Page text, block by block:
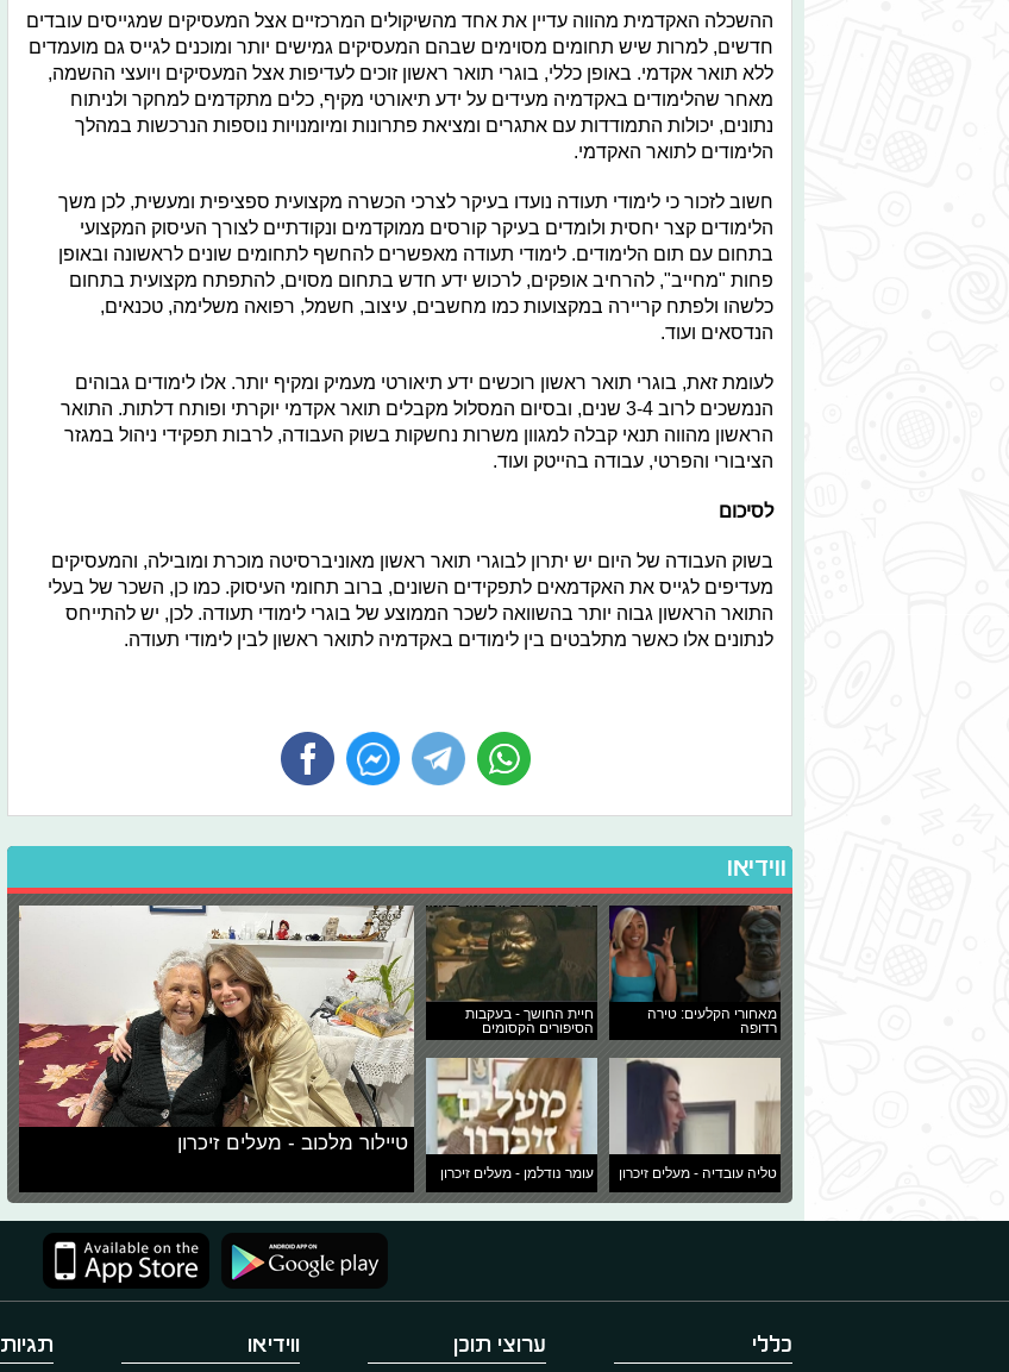
ההשכלה האקדמית מהווה עדיין את אחד מהשיקולים המרכזיים אצל המעסיקים שמגייסים עובדים
חדשים, למרות שיש תחומים מסוימים שבהם המעסיקים גמישים יותר ומוכנים לגייס גם מועמדים
ללא תואר אקדמי. באופן כללי, בוגרי תואר ראשון זוכים לעדיפות אצל המעסיקים ויועצי ההשמה,
מאחר שהלימודים באקדמיה מעידים על ידע תיאורטי מקיף, כלים מתקדמים למחקר ולניתוח
נתונים, יכולות התמודדות עם אתגרים ומציאת פתרונות ומיומנויות נוספות הנרכשות במהלך
הלימודים לתואר האקדמי.
חשוב לזכור כי לימודי תעודה נועדו בעיקר לצרכי הכשרה מקצועית ספציפית ומעשית, לכן משך
הלימודים קצר יחסית ולומדים בעיקר קורסים ממוקדמים ונקודתיים לצורך העיסוק המקצועי
בתחום עם תום הלימודים. לימודי תעודה מאפשרים להחשף לתחומים שונים לראשונה ובאופן
פחות "מחייב", להרחיב אופקים, לרכוש ידע חדש בתחום מסוים, להתפתח מקצועית בתחום
כלשהו ולפתח קריירה במקצועות כמו מחשבים, עיצוב, חשמל, רפואה משלימה, טכנאים,
הנדסאים ועוד.
לעומת זאת, בוגרי תואר ראשון רוכשים ידע תיאורטי מעמיק ומקיף יותר. אלו לימודים גבוהים
הנמשכים לרוב 3-4 שנים, ובסיום המסלול מקבלים תואר אקדמי יוקרתי ופותח דלתות. התואר
הראשון מהווה תנאי קבלה למגוון משרות נחשקות בשוק העבודה, לרבות תפקידי ניהול במגזר
הציבורי והפרטי, עבודה בהייטק ועוד.
לסיכום
בשוק העבודה של היום יש יתרון לבוגרי תואר ראשון מאוניברסיטה מוכרת ומובילה, והמעסיקים
מעדיפים לגייס את האקדמאים לתפקידים השונים, ברוב תחומי העיסוק. כמו כן, השכר של בעלי
התואר הראשון גבוה יותר בהשוואה לשכר הממוצע של בוגרי לימודי תעודה. לכן, יש להתייחס
לנתונים אלו כאשר מתלבטים בין לימודים באקדמיה לתואר ראשון לבין לימודי תעודה.
ווידיאו
מאחורי הקלעים: טירה
רדופה
חיית החושך - בעקבות
הסיפורים הקסומים
טליה עובדיה - מעלים זיכרון עומר נודלמן - מעלים זיכרון
טיילור מלכוב - מעלים זיכרון
כללי ערוצי תוכן ווידיאו תגיות